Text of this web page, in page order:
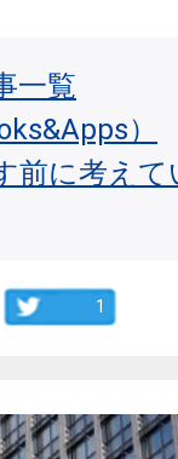
一覧
）
前に考え
1